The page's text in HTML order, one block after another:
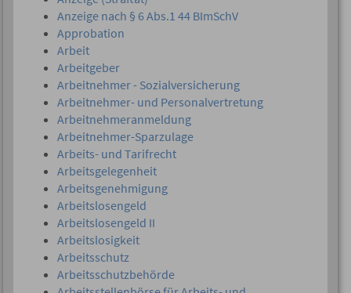
Anzeige nach § 6 Abs.1 44 BImSchV
Approbation
Arbeit
Arbeitgeber
Arbeitnehmer - Sozialversicherung
Arbeitnehmer- und Personalvertretung
Arbeitnehmeranmeldung
Arbeitnehmer-Sparzulage
Arbeits- und Tarifrecht
Arbeitsgelegenheit
Arbeitsgenehmigung
Arbeitslosengeld
Arbeitslosengeld II
Arbeitslosigkeit
Arbeitsschutz
Arbeitsschutzbehörde